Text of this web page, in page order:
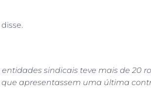
sindicais teve mais de 20
apresentassem uma última